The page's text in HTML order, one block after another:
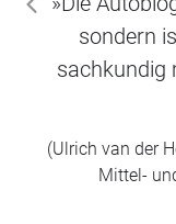
sondern
sachkundig
(Ulrich van der
Mittel-
zurück